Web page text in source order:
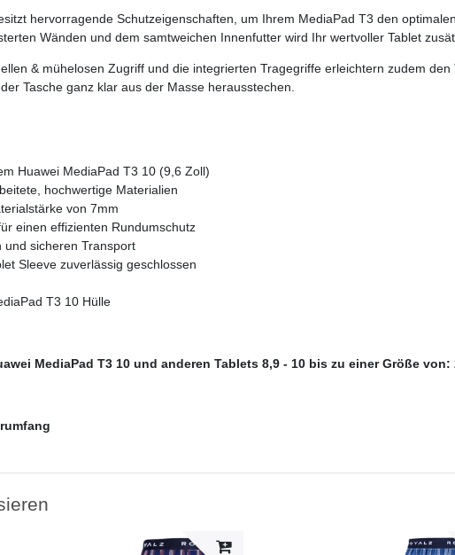
hervorragende Schutzeigenschaften, um Ihrem MediaPad T3 den
Wänden und dem samtweichen Innenfutter wird Ihr wertvoller Tablet
& mühelosen Zugriff und die integrierten Tragegriffe erleichtern zudem
Tasche ganz klar aus der Masse herausstechen.
Huawei MediaPad T3 10 (9,6 Zoll)
hochwertige Materialien
von 7mm
einen effizienten Rundumschutz
und sicheren Transport
Sleeve zuverlässig geschlossen
T3 10 Hülle
MediaPad T3 10 und anderen Tablets 8,9 - 10 bis zu einer Größe von: